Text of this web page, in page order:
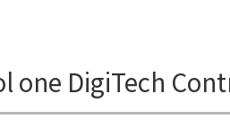
one DigiTech